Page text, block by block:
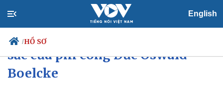
English
/HỒ SƠ
Chiến thuật không chiến xuất
sắc của phi công Đức Oswald
Boelcke